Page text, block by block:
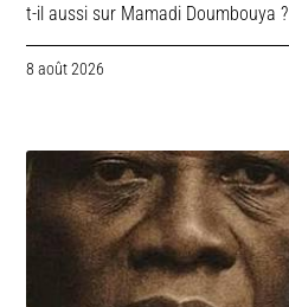
t-il aussi sur Mamadi Doumbouya ?
8 août 2026